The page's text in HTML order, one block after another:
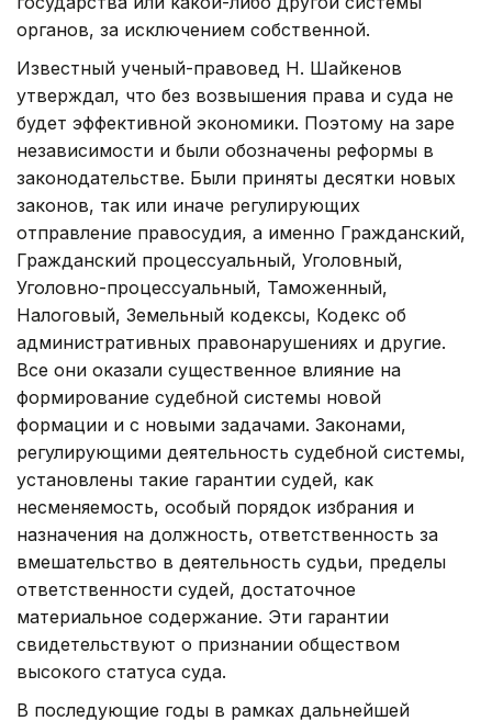
органов, за исключением собственной.
Известный ученый-правовед Н. Шайкенов
утверждал, что без возвышения права и суда не
будет эффективной экономики. Поэтому на заре
независимости и были обозначены реформы в
законодательстве. Были приняты десятки новых
законов, так или иначе регулирующих
отправление правосудия, а именно Гражданский,
Гражданский процессуальный, Уголовный,
Уголовно-процессуальный, Таможенный,
Налоговый, Земельный кодексы, Кодекс об
административных правонарушениях и другие.
Все они оказали существенное влияние на
формирование судебной системы новой
формации и с новыми задачами. Законами,
регулирующими деятельность судебной системы,
установлены такие гарантии судей, как
несменяемость, особый порядок избрания и
назначения на должность, ответственность за
вмешательство в деятельность судьи, пределы
ответственности судей, достаточное
материальное содержание. Эти гарантии
свидетельствуют о признании обществом
высокого статуса суда.
В последующие годы в рамках дальнейшей